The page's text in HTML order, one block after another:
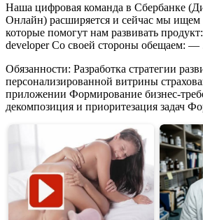
Наша цифровая команда в Сбербанке
Онлайн) расширяется и сейчас мы
которые помогут нам развивать
developer Со своей стороны обещаем: —
Обязанности: Разработка стратегии
персонализированной витрины
приложении Формирование бизнес-
декомпозиция и приоритезация задач